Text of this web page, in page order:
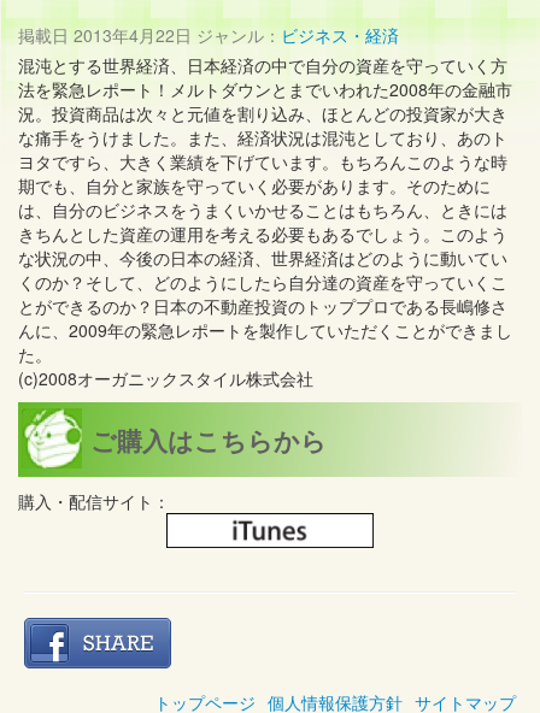
掲載日 2013年4月22日 ジャンル： ビジネス・経済
混沌とする世界経済、日本経済の中で自分の資産を守っていく方
法を緊急レポート！メルトダウンとまでいわれた2008年の金融市
況。投資商品は次々と元値を割り込み、ほとんどの投資家が大き
な痛手をうけました。また、経済状況は混沌としており、あのト
ヨタですら、大きく業績を下げています。もちろんこのような時
期でも、自分と家族を守っていく必要があります。そのために
は、自分のビジネスをうまくいかせることはもちろん、ときには
きちんとした資産の運用を考える必要もあるでしょう。このよう
な状況の中、今後の日本の経済、世界経済はどのように動いてい
くのか？そして、どのようにしたら自分達の資産を守っていくこ
とができるのか？日本の不動産投資のトッププロである長嶋修さ
んに、2009年の緊急レポートを製作していただくことができまし
た。
(c)2008オーガニックスタイル株式会社
ご購入はこちらから
購入・配信サイト：
トップページ 個人情報保護方針 サイトマップ